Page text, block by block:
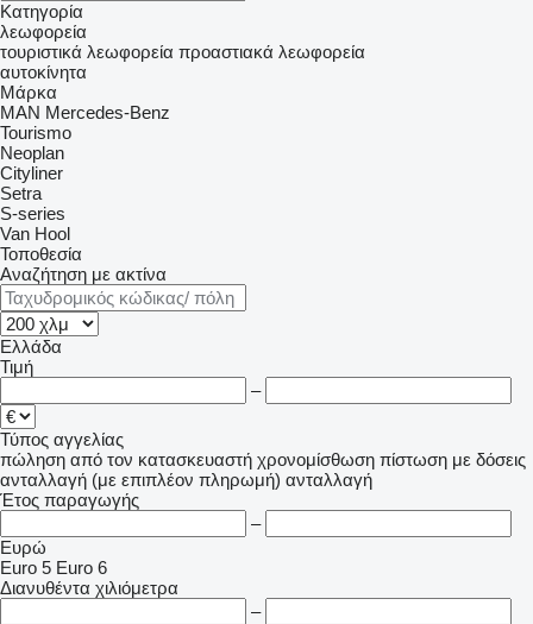
Κατηγορία
λεωφορεία
τουριστικά λεωφορεία προαστιακά λεωφορεία
αυτοκίνητα
Μάρκα
MAN Mercedes-Benz
Tourismo
Neoplan
Cityliner
Setra
S-series
Van Hool
Τοποθεσία
Αναζήτηση με ακτίνα
Ελλάδα
Τιμή
–
Τύπος αγγελίας
πώληση από τον κατασκευαστή χρονομίσθωση πίστωση με δόσεις
ανταλλαγή (με επιπλέον πληρωμή) ανταλλαγή
Έτος παραγωγής
–
Ευρώ
Euro 5 Euro 6
Διανυθέντα χιλιόμετρα
–